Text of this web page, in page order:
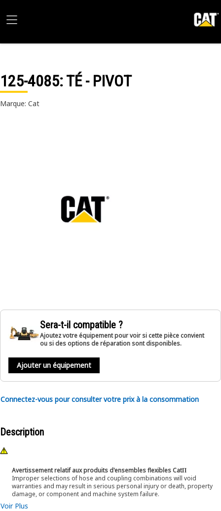
125-4085: TÉ - PIVOT
Marque: Cat
Sera-t-il compatible ?
Ajoutez votre équipement pour voir si cette pièce convient
ou si des options de réparation sont disponibles.
Ajouter un équipement
Connectez-vous pour consulter votre prix à la consommation
Description
Avertissement relatif aux produits d'ensembles flexibles CatΠ
Improper selections of hose and coupling combinations will void
warranties and may result in serious personal injury or death, property
damage, or component and machine system failure.
Voir Plus